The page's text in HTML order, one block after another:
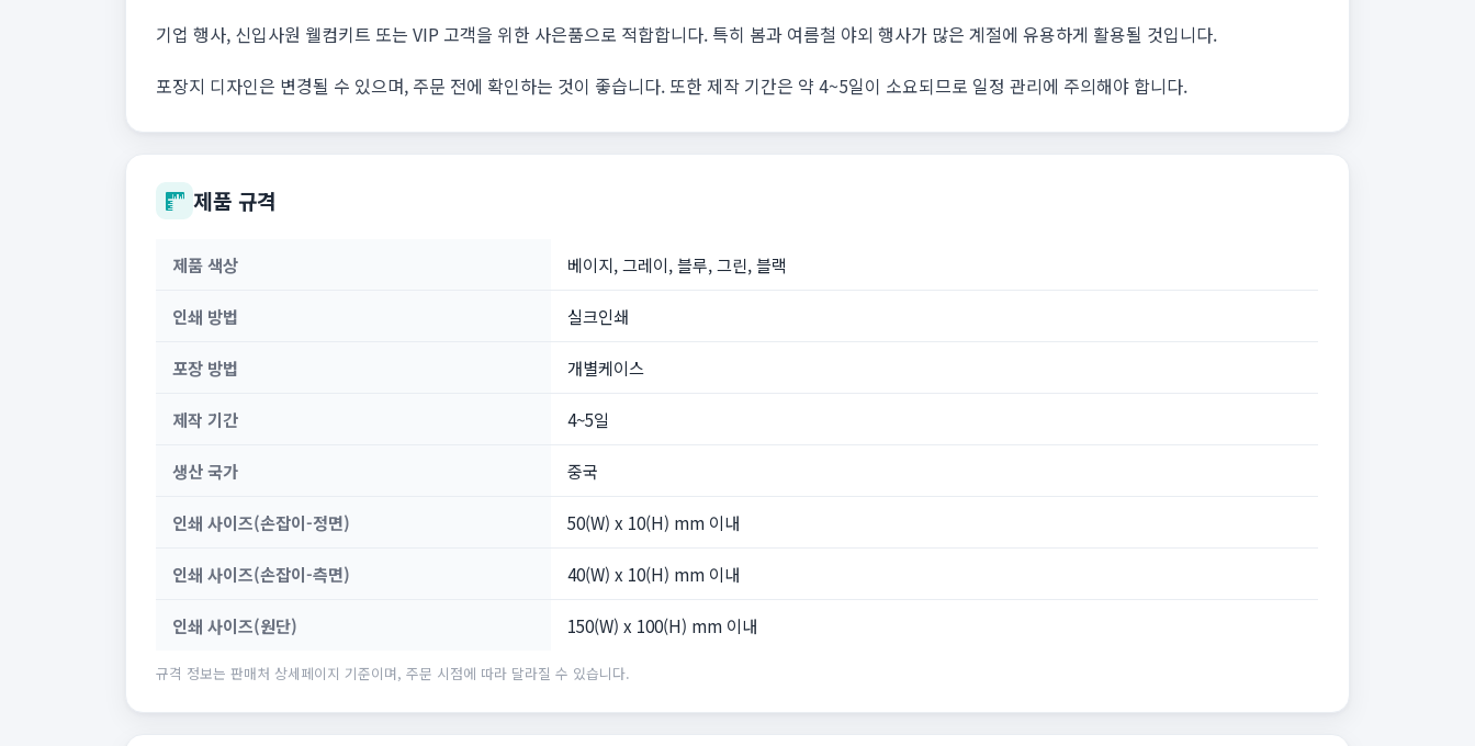
기업 행사, 신입사원 웰컴키트 또는 VIP 고객을 위한 사은품으로 적합합니다. 특히 봄과 여름철 야외 행사가 많은 계절에 유용하게 활용될 것입니다.
포장지 디자인은 변경될 수 있으며, 주문 전에 확인하는 것이 좋습니다. 또한 제작 기간은 약 4~5일이 소요되므로 일정 관리에 주의해야 합니다.
제품 규격
제품 색상 베이지, 그레이, 블루, 그린, 블랙
인쇄 방법 실크인쇄
포장 방법 개별케이스
제작 기간 4~5일
생산 국가 중국
인쇄 사이즈(손잡이-정면) 50(W) x 10(H) mm 이내
인쇄 사이즈(손잡이-측면) 40(W) x 10(H) mm 이내
인쇄 사이즈(원단) 150(W) x 100(H) mm 이내
규격 정보는 판매처 상세페이지 기준이며, 주문 시점에 따라 달라질 수 있습니다.